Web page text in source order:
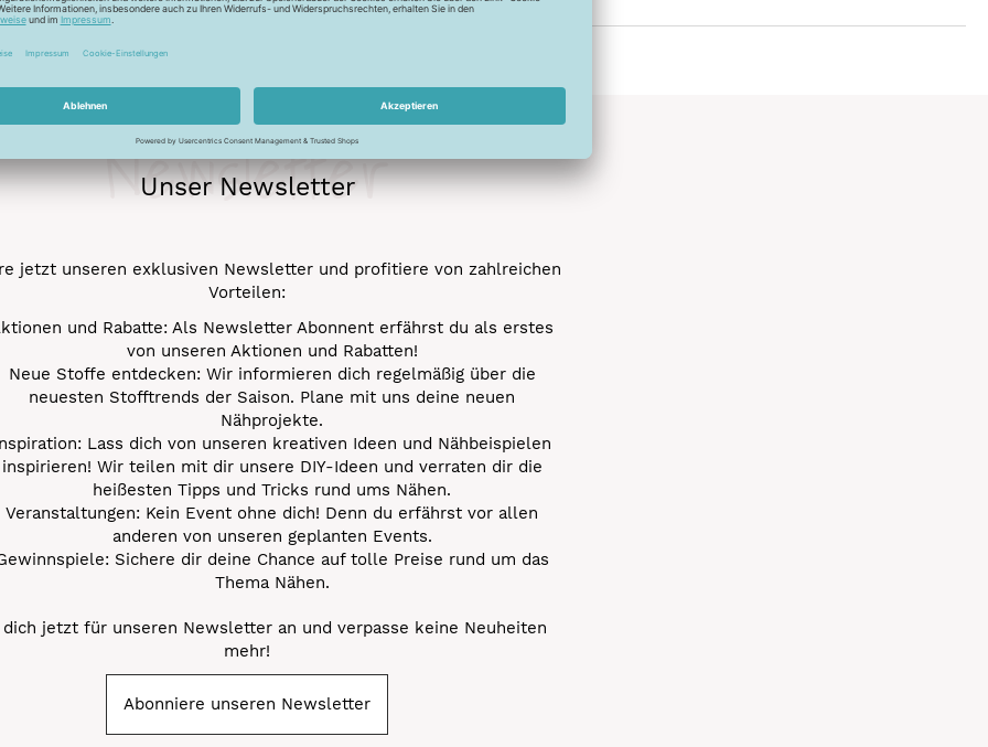
Unser Newsletter
Newsletter
jetzt unseren exklusiven Newsletter und profitiere von zahlreichen
Vorteilen:
und Rabatte: Als Newsletter Abonnent erfährst du als erstes
von unseren Aktionen und Rabatten!
Neue Stoffe entdecken: Wir informieren dich regelmäßig über die
neuesten Stofftrends der Saison. Plane mit uns deine neuen
Nähprojekte.
Lass dich von unseren kreativen Ideen und Nähbeispielen
inspirieren! Wir teilen mit dir unsere DIY-Ideen und verraten dir die
heißesten Tipps und Tricks rund ums Nähen.
Veranstaltungen: Kein Event ohne dich! Denn du erfährst vor allen
anderen von unseren geplanten Events.
Sichere dir deine Chance auf tolle Preise rund um das
Thema Nähen.
dich jetzt für unseren Newsletter an und verpasse keine Neuheiten
mehr!
Abonniere unseren Newsletter